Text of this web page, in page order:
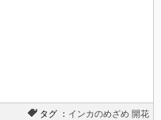
タグ ： インカのめざめ 開花